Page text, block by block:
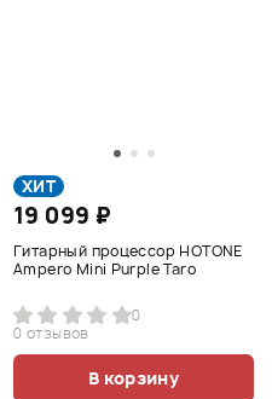
ХИТ
19 099 ₽
Гитарный процессор HOTONE
Ampero Mini Purple Taro
0
0 отзывов
В корзину